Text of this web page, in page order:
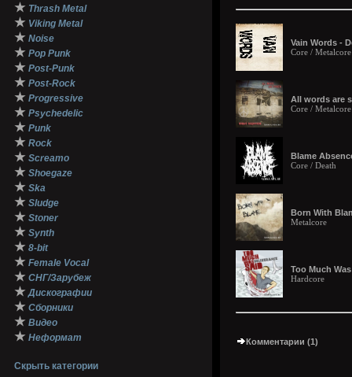
★ Thrash Metal
★ Viking Metal
★ Noise
★ Pop Punk
★ Post-Punk
★ Post-Rock
★ Progressive
★ Psychedelic
★ Punk
★ Rock
★ Screamo
★ Shoegaze
★ Ska
★ Sludge
★ Stoner
★ Synth
★ 8-bit
★ Female Vocal
★ СНГ/Зарубеж
★ Дискографии
★ Сборники
★ Видео
★ Неформат
Скрыть категории
Vain Words -
Core /
All words are
Core /
Blame
Core / Death
Born With
Metalcore
Too Much
Hardcore
Комментарии (1)